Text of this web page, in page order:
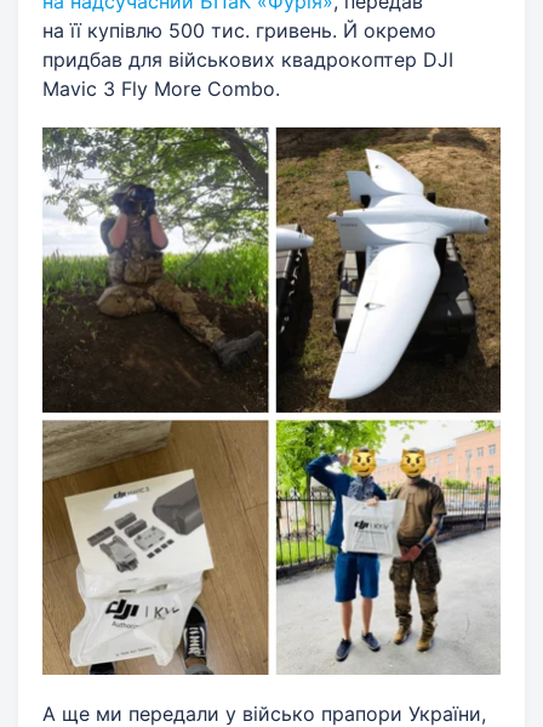
на її купівлю 500 тис. гривень. Й окремо
придбав для військових квадрокоптер DJI
Mavic 3 Fly More Combo.
А ще ми передали у військо прапори України,